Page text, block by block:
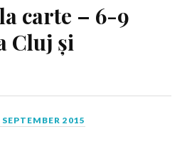
carte – 6-9
Cluj și
SEPTEMBER 2015